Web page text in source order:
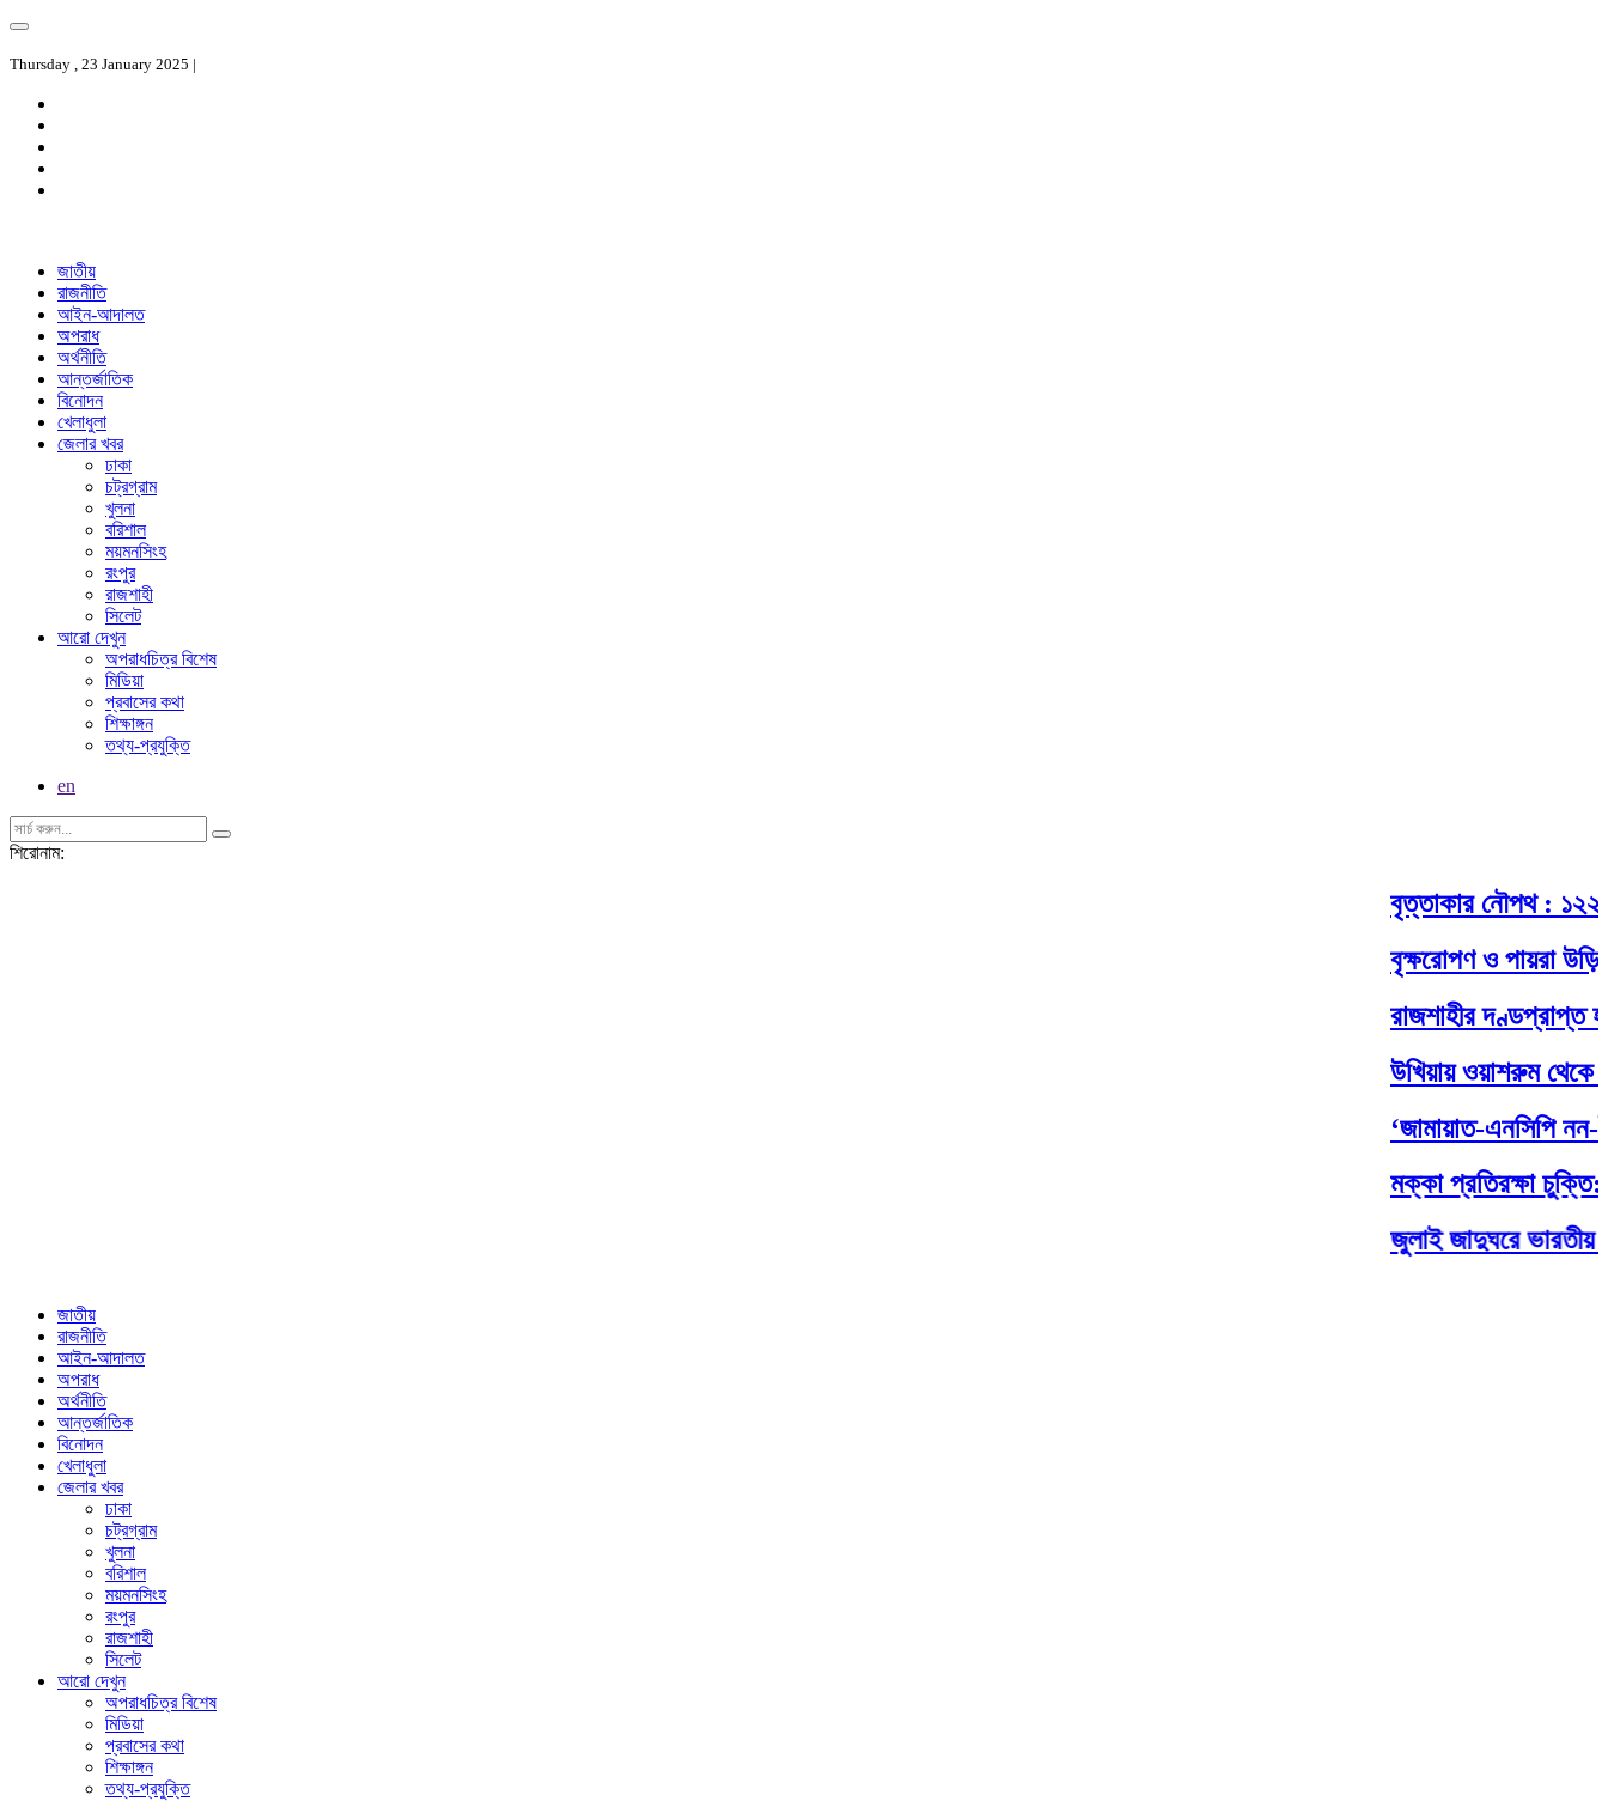
Thursday , 23 January 2025 |
জাতীয়
রাজনীতি
আইন-আদালত
অপরাধ
অর্থনীতি
আন্তর্জাতিক
বিনোদন
খেলাধুলা
জেলার খবর
ঢাকা
চট্রগ্রাম
খুলনা
বরিশাল
ময়মনসিংহ
রংপুর
রাজশাহী
সিলেট
আরো দেখুন
অপরাধচিত্র বিশেষ
মিডিয়া
প্রবাসের কথা
শিক্ষাঙ্গন
তথ্য-প্রযুক্তি
en
শিরোনাম:
বৃত্তাকার নৌপথ : ১২২
বৃক্ষরোপণ ও পায়রা উড়িয়ে
রাজশাহীর দণ্ডপ্রাপ্ত
উখিয়ায় ওয়াশরুম থেকে
‘জামায়াত-এনসিপি নন-
মক্কা প্রতিরক্ষা চুক্তি:
জুলাই জাদুঘরে ভারতীয়
জাতীয়
রাজনীতি
আইন-আদালত
অপরাধ
অর্থনীতি
আন্তর্জাতিক
বিনোদন
খেলাধুলা
জেলার খবর
ঢাকা
চট্রগ্রাম
খুলনা
বরিশাল
ময়মনসিংহ
রংপুর
রাজশাহী
সিলেট
আরো দেখুন
অপরাধচিত্র বিশেষ
মিডিয়া
প্রবাসের কথা
শিক্ষাঙ্গন
তথ্য-প্রযুক্তি